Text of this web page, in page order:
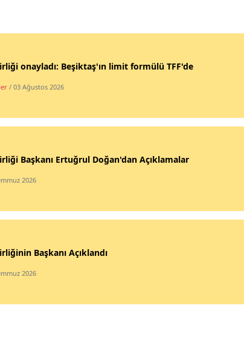
onayladı: Beşiktaş'ın limit formülü TFF'de
/ 03 Ağustos 2026
Başkanı Ertuğrul Doğan'dan Açıklamalar
2026
Başkanı Açıklandı
2026